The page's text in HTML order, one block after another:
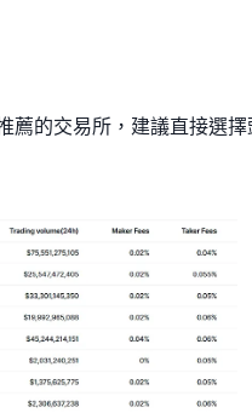
薦的交易所，建議直接選擇